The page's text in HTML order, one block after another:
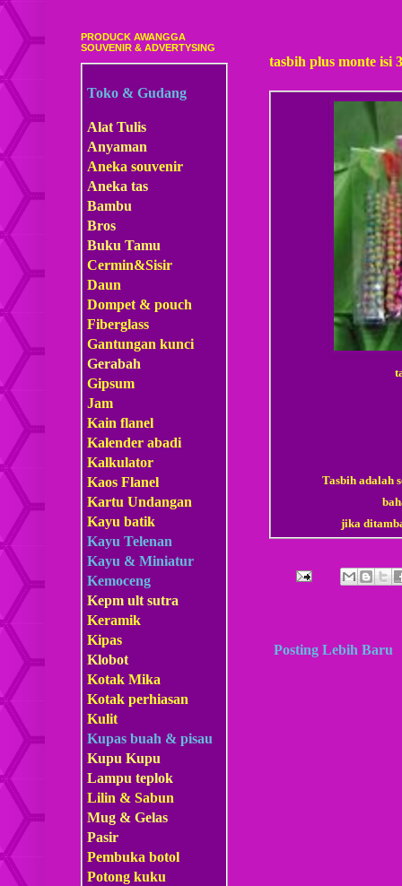
tasbih plus monte isi
Tasbih adalah
jika
Posting Lebih Baru
PRODUCK AWANGGA
SOUVENIR & ADVERTYSING
Toko & Gudang
Alat Tulis
Anyaman
Aneka souvenir
Aneka tas
Bambu
Bros
Buku Tamu
Cermin&Sisir
Daun
Dompet & pouch
Fiberglass
Gantungan kunci
Gerabah
Gipsum
Jam
Kain flanel
Kalender abadi
Kalkulator
Kaos Flanel
Kartu Undangan
Kayu batik
Kayu Telenan
Kayu & Miniatur
Kemoceng
Kepm ult sutra
Keramik
Kipas
Klobot
Kotak Mika
Kotak perhiasan
Kulit
Kupas buah & pisau
Kupu Kupu
Lampu teplok
Lilin & Sabun
Mug & Gelas
Pasir
Pembuka botol
Potong kuku